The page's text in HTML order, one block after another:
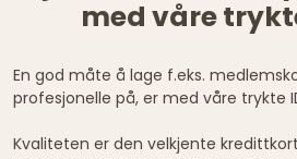
med våre
En god måte å lage f.eks.
profesjonelle på, er med våre trykte
Kvaliteten er den velkjente